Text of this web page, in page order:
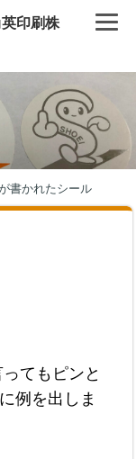
印刷株
書かれたシール
てもピンと
例を出しま